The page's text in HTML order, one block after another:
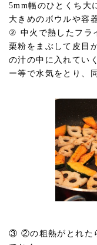
5mm幅のひとくち大
大きめのボウルや容
② 中火で熱したフラ
栗粉をまぶして皮目
の汁の中に入れてい
ー等で水気をとり、
③ ②の粗熱がとれた